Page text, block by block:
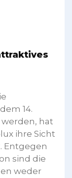
14.
hat
ihre Sicht
Entgegen
sind die
weder